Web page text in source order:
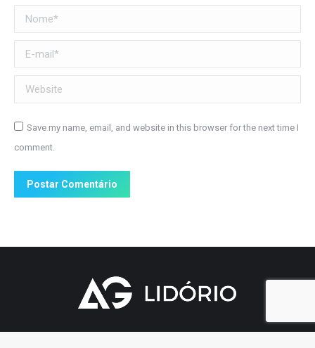
Nome *
E-mail *
Website
Save my name, email, and website in this browser for the next time I
comment.
Postar Comentário